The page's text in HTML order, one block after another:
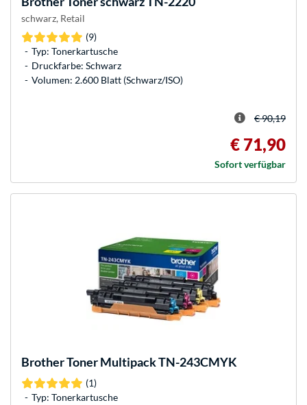
schwarz, Retail
(9)
Typ: Tonerkartusche
Druckfarbe: Schwarz
Volumen: 2.600 Blatt (Schwarz/ISO)
€ 90,19
€ 71,90
Sofort verfügbar
BrotherToner Multipack TN-243CMYK
(1)
Typ: Tonerkartusche